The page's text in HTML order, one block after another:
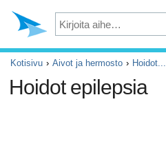
Masennus
Silmät
Kotisivu Aivot ja hermosto Hoidot...
Hoidot epilepsia